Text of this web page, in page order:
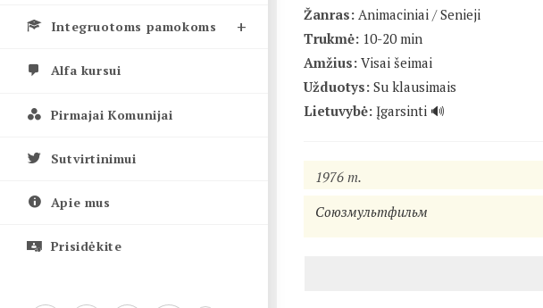
Integruotoms pamokoms
Alfa kursui
Pirmajai Komunijai
Sutvirtinimui
Apie mus
Prisidėkite
Žanras: Animaciniai /Senieji
Trukmė: 10-20 min
Amžius: Visai šeimai
Užduotys: Su klausimais
Lietuvybė: Įgarsinti 🔊
1976 m.
Союзмультфильм